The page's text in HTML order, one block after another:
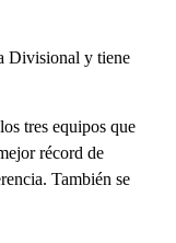
Divisional y tiene
tres equipos que
récord de
También se